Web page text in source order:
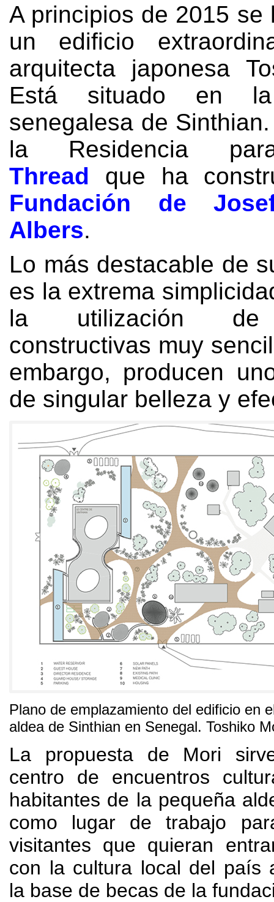
A principios de 2015 se
un edificio
arquitecta japonesa
Está situado en la
senegalesa de Sinthian
la Residencia
Thread que ha
Fundación de
Albers.
Lo más destacable de
es la extrema
la utilización de
constructivas muy
embargo, producen
de singular belleza y
Plano de emplazamiento del edificio en
aldea de Sinthian en Senegal. Toshiko
La propuesta de Mori
centro de encuentros
habitantes de la pequeña
como lugar de trabajo
visitantes que quieran
con la cultura local del país
la base de becas de la